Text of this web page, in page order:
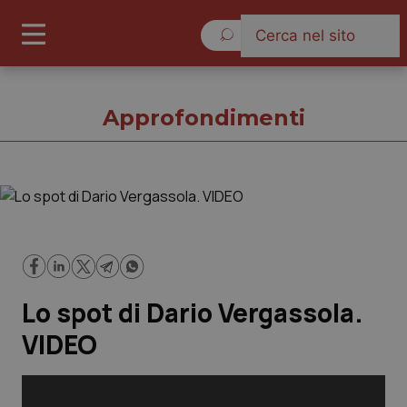
Cronache
Governo e Parlamento
Regioni e Asl
Approfondimenti
Lo spot di Dario Vergassola.
VIDEO